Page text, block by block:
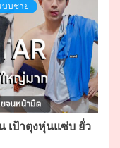
บบชาย
เป้าตุงหุ่นแซ่บ ยั่ว